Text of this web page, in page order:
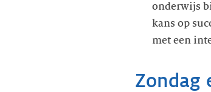
onderwijs
kans op
met een
Zondag